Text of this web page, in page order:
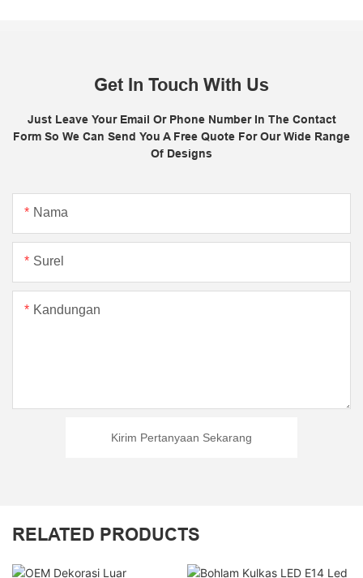
Get In Touch With Us
Just Leave Your Email Or Phone Number In The Contact
Form So We Can Send You A Free Quote For Our Wide Range
Of Designs
Nama
Surel
Kandungan
Kirim Pertanyaan Sekarang
RELATED PRODUCTS